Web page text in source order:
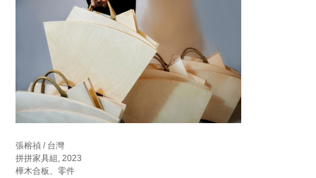
張榕禎 / 台灣
拼拼家具組, 2023
樺木合板、零件